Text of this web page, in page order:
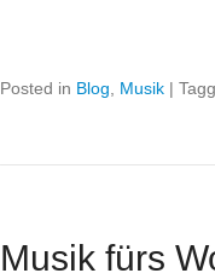
Posted in Blog Musik |
Musik fürs